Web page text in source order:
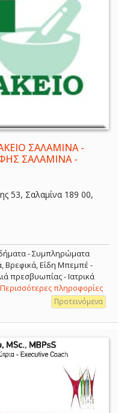
ΣΑΛΑΜΙΝΑ -
ΣΑΛΑΜΙΝΑ -
53, Σαλαμίνα 189 00,
- Συμπληρώματα
Βρεφικά, Είδη Μπεμπέ -
πρεσβυωπίας - Ιατρικά
πληροφορίες
Προτεινόμενα